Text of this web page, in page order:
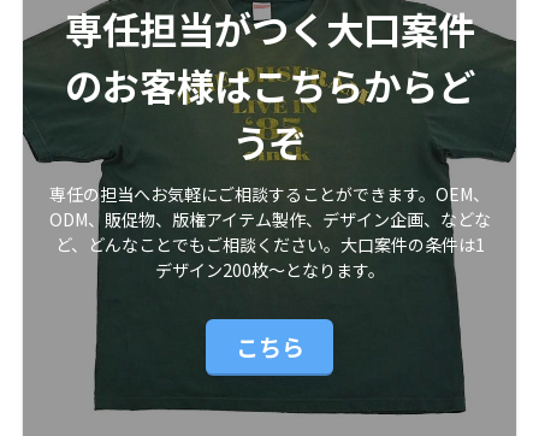
専任担当がつく大口案件
のお客様はこちらからど
うぞ
専任の担当へお気軽にご相談することができます。OEM、
ODM、販促物、版権アイテム製作、デザイン企画、などな
ど、どんなことでもご相談ください。大口案件の条件は1
デザイン200枚〜となります。
こちら